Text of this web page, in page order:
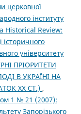
церковної
інституту
Historical Review:
університету
ПРІОРИТЕТИ
В УКРАЇНІ НА
ХХ СТ.) ,
1 № 21 (2007):
Запорізького